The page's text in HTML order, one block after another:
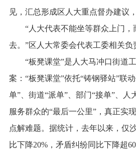
见，汇总形成区人大重点督办建议
“人大代表不能坐等群众上门，
去。”区人大常委会代表工委相关负
“板凳课堂”是人大马冲口街道工
案：“板凳课堂”依托“铸钢驿站”联
单”、街道“派单”、部门“接单”、人
服务群众的“最后一公里”，真正实
点解难题。据统计，去年以来，仅
比下降20%，矛盾纠纷同比下降超